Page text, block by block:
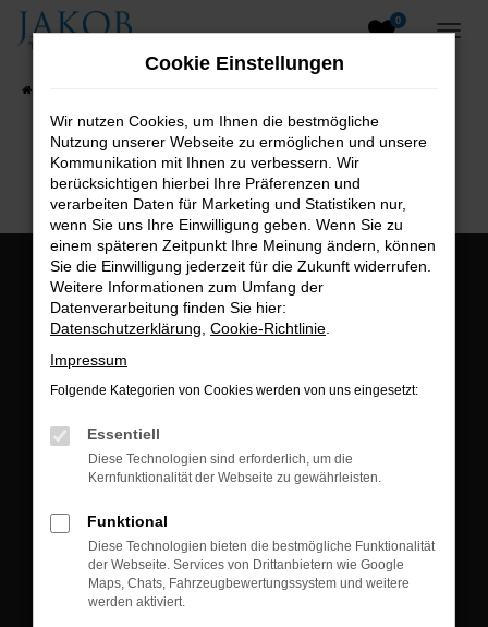
Zum
0
B2B-Shop
Öffnungszeiten:
Montag bis Freitag:
Postadresse:
Kontakt:
Tel.: +49 3745 760 90 20
Fax: +49 3745 760 90 21
Cookie Einstellungen
Wir nutzen Cookies, um Ihnen die bestmögliche
Nutzung unserer Webseite zu ermöglichen und unsere
Kommunikation mit Ihnen zu verbessern. Wir
berücksichtigen hierbei Ihre Präferenzen und
verarbeiten Daten für Marketing und Statistiken nur,
wenn Sie uns Ihre Einwilligung geben. Wenn Sie zu
einem späteren Zeitpunkt Ihre Meinung ändern, können
Sie die Einwilligung jederzeit für die Zukunft widerrufen.
Weitere Informationen zum Umfang der
Datenverarbeitung finden Sie hier:
Datenschutzerklärung Cookie-Richtlinie
Impressum
Folgende Kategorien von Cookies werden von uns eingesetzt:
Essentiell
Diese Technologien sind erforderlich, um die
Kernfunktionalität der Webseite zu gewährleisten.
Funktional
Diese Technologien bieten die bestmögliche Funktionalität
der Webseite. Services von Drittanbietern wie Google
Maps, Chats, Fahrzeugbewertungssystem und weitere
werden aktiviert.